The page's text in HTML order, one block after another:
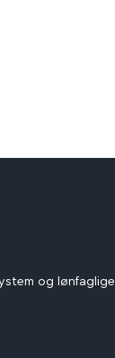
og lønfaglige